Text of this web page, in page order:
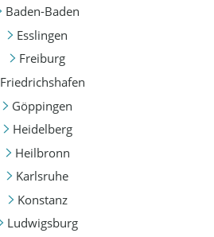
Baden-Baden
Esslingen
Freiburg
Friedrichshafen
Göppingen
Heidelberg
Heilbronn
Karlsruhe
Konstanz
Ludwigsburg